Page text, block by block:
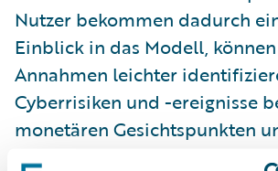
Nutzer bekommen dadurch
Einblick in das Modell,
Annahmen leichter
Cyberrisiken und -ereignisse
monetären Gesichtspunkten
von Wahrscheinlichkeiten